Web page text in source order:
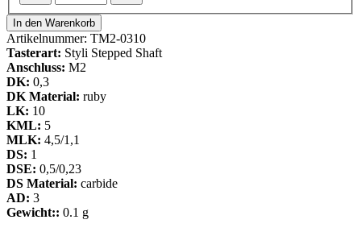
In den Warenkorb
Artikelnummer: TM2-0310
Tasterart: Styli Stepped Shaft
Anschluss: M2
DK: 0,3
DK Material: ruby
LK: 10
KML: 5
MLK: 4,5/1,1
DS: 1
DSE: 0,5/0,23
DS Material: carbide
AD: 3
Gewicht:: 0.1 g